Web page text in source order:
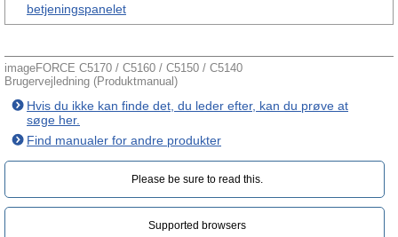
betjeningspanelet
imageFORCE C5170 / C5160 / C5150 / C5140
Brugervejledning (Produktmanual)
Hvis du ikke kan finde det, du leder efter, kan du prøve at
søge her.
Find manualer for andre produkter
Please be sure to read this.‎
Supported browsers